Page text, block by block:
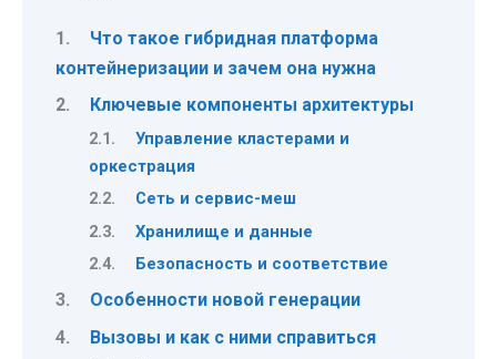
Что такое гибридная платформа
контейнеризации и зачем она нужна
Ключевые компоненты архитектуры
Управление кластерами и
оркестрация
Сеть и сервис-меш
Хранилище и данные
Безопасность и соответствие
Особенности новой генерации
Вызовы и как с ними справиться